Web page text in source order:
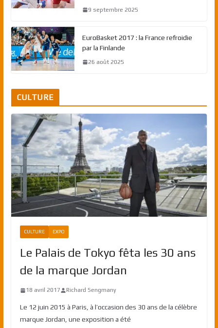
9 septembre 2025
EuroBasket 2017 : la France refroidie
par la Finlande
26 août 2025
CULTURE
CULTURE EXPO
Le Palais de Tokyo fêta les 30 ans
de la marque Jordan
18 avril 2017 Richard Sengmany
Le 12 juin 2015 à Paris, à l’occasion des 30 ans de la célèbre
marque Jordan, une exposition a été